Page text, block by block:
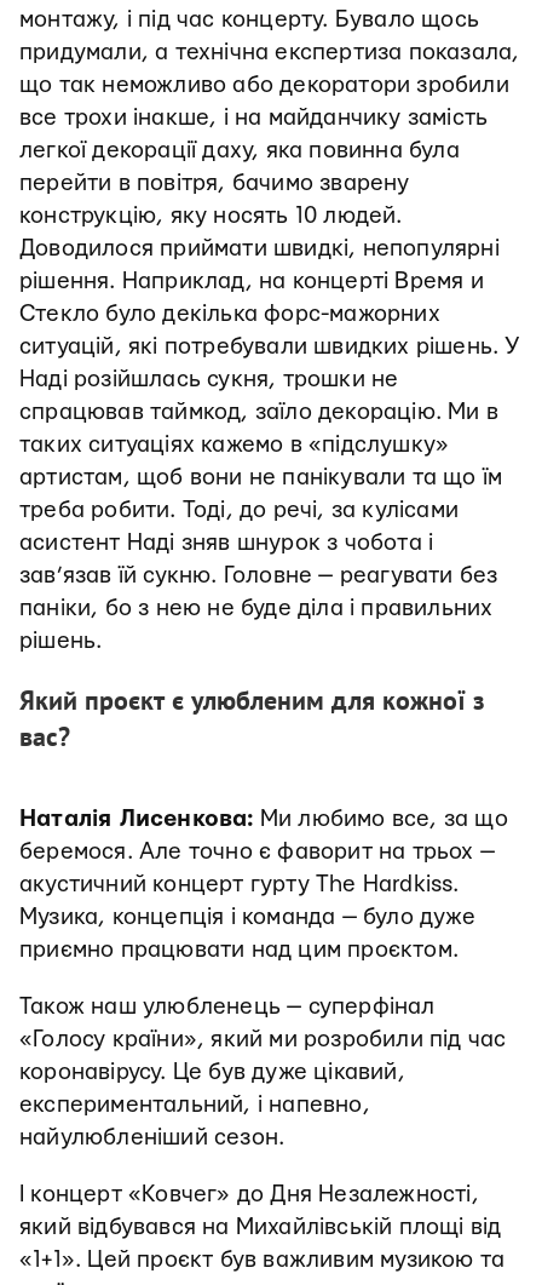
монтажу, і під час концерту. Бувало щось
придумали, а технічна експертиза показала,
що так неможливо або декоратори зробили
все трохи інакше, і на майданчику замість
легкої декорації даху, яка повинна була
перейти в повітря, бачимо зварену
конструкцію, яку носять 10 людей.
Доводилося приймати швидкі, непопулярні
рішення. Наприклад, на концерті Время и
Стекло було декілька форс-мажорних
ситуацій, які потребували швидких рішень. У
Наді розійшлась сукня, трошки не
спрацював таймкод, заїло декорацію. Ми в
таких ситуаціях кажемо в «підслушку»
артистам, щоб вони не панікували та що їм
треба робити. Тоді, до речі, за кулісами
асистент Наді зняв шнурок з чобота і
зав’язав їй сукню. Головне — реагувати без
паніки, бо з нею не буде діла і правильних
рішень.
Який проєкт є улюбленим для кожної з
вас?
Наталія Лисенкова: Ми любимо все, за що
беремося. Але точно є фаворит на трьох —
акустичний концерт гурту The Hardkiss.
Музика, концепція і команда — було дуже
приємно працювати над цим проєктом.
Також наш улюбленець — суперфінал
«Голосу країни», який ми розробили під час
коронавірусу. Це був дуже цікавий,
експериментальний, і напевно,
найулюбленіший сезон.
І концерт «Ковчег» до Дня Незалежності,
який відбувався на Михайлівській площі від
«1+1». Цей проєкт був важливим музикою та